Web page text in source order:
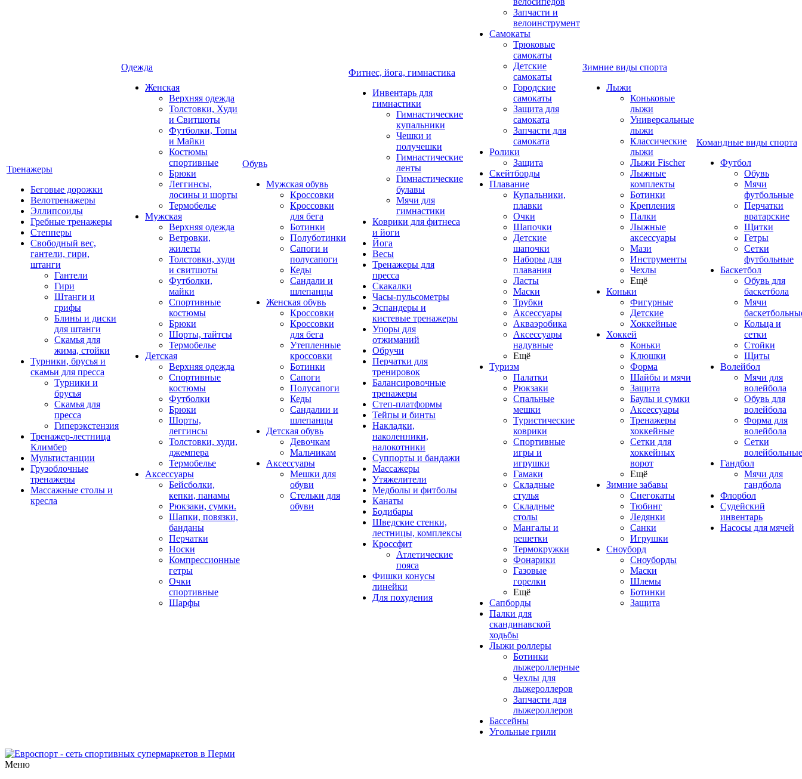
Тренажеры
Беговые дорожки
Велотренажеры
Эллипсоиды
Гребные тренажеры
Степперы
Свободный вес,
гантели, гири,
штанги
Гантели
Гири
Штанги и
грифы
Блины и диски
для штанги
Скамья для
жима, стойки
Турники, брусья и
скамьи для пресса
Турники и
брусья
Скамья для
пресса
Гиперэкстензия
Тренажер-лестница
Климбер
Мультистанции
Грузоблочные
тренажеры
Массажные столы и
кресла
Одежда
Женская
Верхняя одежда
Толстовки, Худи
и Свитшоты
Футболки, Топы
и Майки
Костюмы
спортивные
Брюки
Леггинсы,
лосины и шорты
Термобелье
Мужская
Верхняя одежда
Ветровки,
жилеты
Толстовки, худи
и свитшоты
Футболки,
майки
Спортивные
костюмы
Брюки
Шорты, тайтсы
Термобелье
Детская
Верхняя одежда
Спортивные
костюмы
Футболки
Брюки
Шорты,
леггинсы
Толстовки, худи,
джемпера
Термобелье
Аксессуары
Бейсболки,
кепки, панамы
Рюкзаки, сумки.
Шапки, повязки,
банданы
Перчатки
Носки
Компрессионные
гетры
Очки
спортивные
Шарфы
Обувь
Мужская обувь
Кроссовки
Кроссовки
для бега
Ботинки
Полуботинки
Сапоги и
полусапоги
Кеды
Сандали и
шлепанцы
Женская обувь
Кроссовки
Кроссовки
для бега
Утепленные
кроссовки
Ботинки
Сапоги
Полусапоги
Кеды
Сандалии и
шлепанцы
Детская обувь
Девочкам
Мальчикам
Аксессуары
Мешки для
обуви
Стельки для
обуви
Фитнес, йога, гимнастика
Инвентарь для
гимнастики
Гимнастические
купальники
Чешки и
получешки
Гимнастические
ленты
Гимнастические
булавы
Мячи для
гимнастики
Коврики для фитнеса
и йоги
Йога
Весы
Тренажеры для
пресса
Скакалки
Часы-пульсометры
Эспандеры и
кистевые тренажеры
Упоры для
отжиманий
Обручи
Перчатки для
тренировок
Балансировочные
тренажеры
Степ-платформы
Тейпы и бинты
Накладки,
наколенники,
налокотники
Суппорты и бандажи
Массажеры
Утяжелители
Медболы и фитболы
Канаты
Бодибары
Шведские стенки,
лестницы, комплексы
Кроссфит
Атлетические
пояса
Фишки конусы
линейки
Для похудения
Запчасти и
велоинструмент
Самокаты
Трюковые
самокаты
Детские
самокаты
Городские
самокаты
Защита для
самоката
Запчасти для
самоката
Ролики
Защита
Скейтборды
Плавание
Купальники,
плавки
Очки
Шапочки
Детские
шапочки
Наборы для
плавания
Ласты
Маски
Трубки
Аксессуары
Акваэробика
Аксессуары
надувные
Ещё
Туризм
Палатки
Рюкзаки
Спальные
мешки
Туристические
коврики
Спортивные
игры и
игрушки
Гамаки
Складные
стулья
Складные
столы
Мангалы и
решетки
Термокружки
Фонарики
Газовые
горелки
Ещё
Сапборды
Палки для
скандинавской
ходьбы
Лыжи роллеры
Ботинки
лыжероллерные
Чехлы для
лыжероллеров
Запчасти для
лыжероллеров
Бассейны
Угольные грили
Зимние виды спорта
Лыжи
Коньковые
лыжи
Универсальные
лыжи
Классические
лыжи
Лыжи Fischer
Лыжные
комплекты
Ботинки
Крепления
Палки
Лыжные
аксессуары
Мази
Инструменты
Чехлы
Ещё
Коньки
Фигурные
Детские
Хоккейные
Хоккей
Коньки
Клюшки
Форма
Шайбы и мячи
Защита
Баулы и сумки
Аксессуары
Тренажеры
хоккейные
Сетки для
хоккейных
ворот
Ещё
Зимние забавы
Снегокаты
Тюбинг
Ледянки
Санки
Игрушки
Сноуборд
Сноуборды
Маски
Шлемы
Ботинки
Защита
Командные виды спорта
Футбол
Обувь
Мячи
футбольные
Перчатки
вратарские
Щитки
Гетры
Сетки
футбольные
Баскетбол
Обувь для
баскетбола
Мячи
Кольца и
сетки
Стойки
Щиты
Волейбол
Мячи для
волейбола
Обувь для
волейбола
Форма для
волейбола
Сетки
волейбольные
Гандбол
Мячи для
гандбола
Флорбол
Судейский
инвентарь
Насосы для мячей
Меню